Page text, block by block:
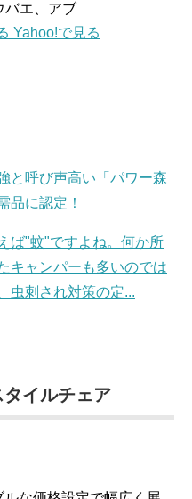
バエ、アブ
Yahoo!で見る
と呼び声高い「パワー森
品に認定！
ば"蚊"ですよね。何か所
キャンパーも多いのでは
虫刺され対策の定...
イルチェア